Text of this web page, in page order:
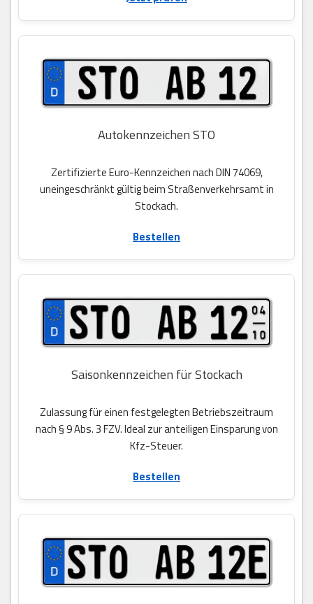
Autokennzeichen STO
Zertifizierte Euro-Kennzeichen nach DIN 74069,
uneingeschränkt gültig beim Straßenverkehrsamt in
Stockach.
Bestellen
Saisonkennzeichen für Stockach
Zulassung für einen festgelegten Betriebszeitraum
nach § 9 Abs. 3 FZV. Ideal zur anteiligen Einsparung von
Kfz-Steuer.
Bestellen